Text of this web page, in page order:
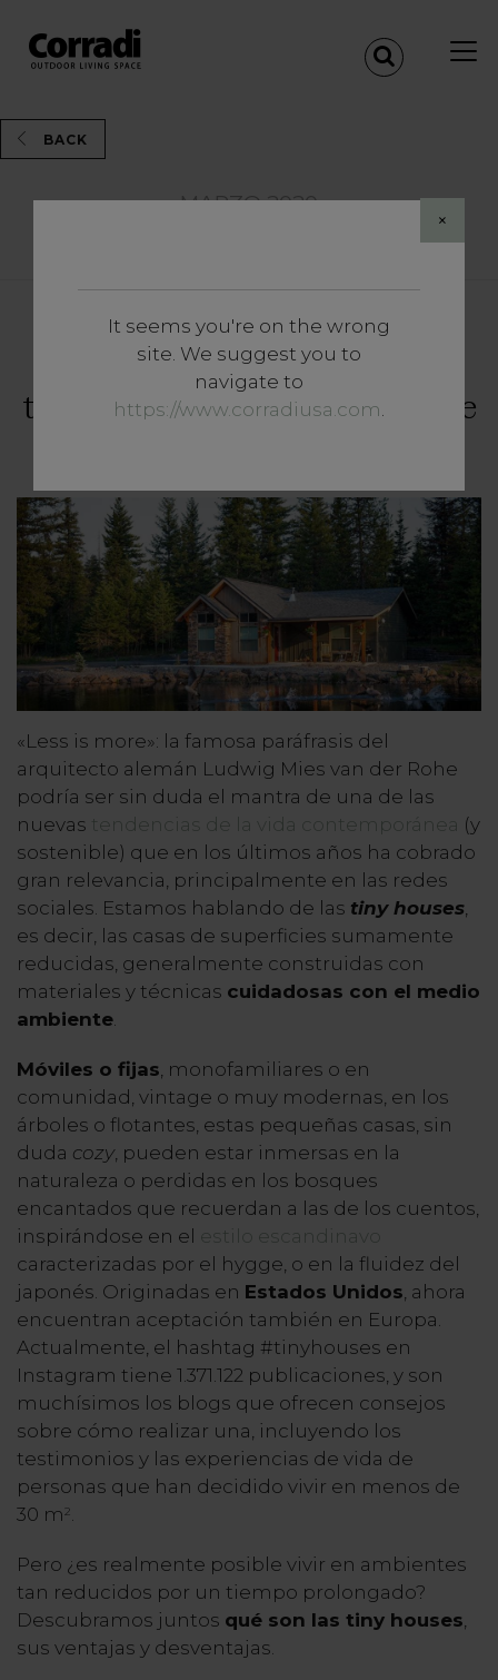
×
It seems you're on the wrong
site. We suggest you to
navigate to
https://www.corradiusa.com.
BACK
MARZO 2020
Insights
"Tiny houses": la nueva
tendencia de la vida sostenible
«Less is more»: la famosa paráfrasis del
arquitecto alemán Ludwig Mies van der Rohe
podría ser sin duda el mantra de una de las
nuevas tendencias de la vida contemporánea (y
sostenible) que en los últimos años ha cobrado
gran relevancia, principalmente en las redes
sociales. Estamos hablando de las tiny houses,
es decir, las casas de superficies sumamente
reducidas, generalmente construidas con
materiales y técnicas cuidadosas con el medio
ambiente.
Móviles o fijas, monofamiliares o en
comunidad, vintage o muy modernas, en los
árboles o flotantes, estas pequeñas casas, sin
duda cozy, pueden estar inmersas en la
naturaleza o perdidas en los bosques
encantados que recuerdan a las de los cuentos,
inspirándose en el estilo escandinavo
caracterizadas por el hygge, o en la fluidez del
japonés. Originadas en Estados Unidos, ahora
encuentran aceptación también en Europa.
Actualmente, el hashtag #tinyhouses en
Instagram tiene 1.371.122 publicaciones, y son
muchísimos los blogs que ofrecen consejos
sobre cómo realizar una, incluyendo los
testimonios y las experiencias de vida de
personas que han decidido vivir en menos de
30 m2.
Pero ¿es realmente posible vivir en ambientes
tan reducidos por un tiempo prolongado?
Descubramos juntos qué son las tiny houses,
sus ventajas y desventajas.